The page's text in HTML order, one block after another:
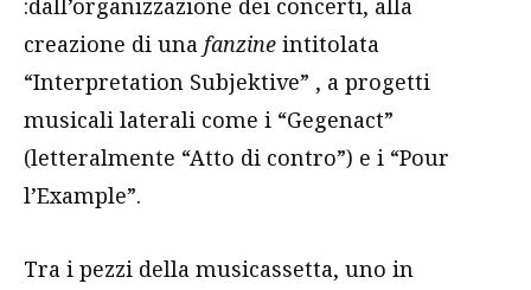
creazione di una fanzine intitolata
“Interpretation Subjektive” , a progetti
musicali laterali come i “Gegenact”
(letteralmente “Atto di contro”) e i “Pour
l’Example”.
Tra i pezzi della musicassetta, uno in